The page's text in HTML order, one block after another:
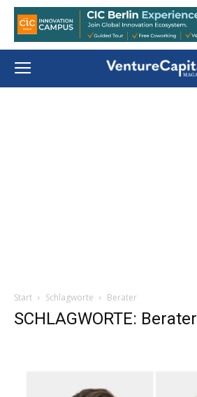
Start Schlagworte Berater
SCHLAGWORTE: Berater